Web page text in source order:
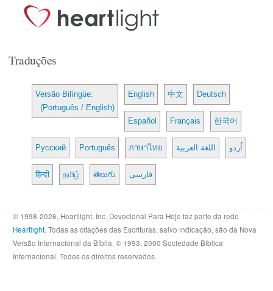
Traduções
Versão Bilíngüe:
(Português / English)
English 中文 Deutsch
Español Français 한국어
Русский Português ภาษาไทย اللغة العربية اُردو
हिन्दी தமிழ் తెలుగు فارسی
© 1998-2026, Heartlight, Inc. Devocional Para Hoje faz parte da rede
Heartlight. Todas as citações das Escrituras, salvo indicação, são da Nova
Versão Internacional da Bíblia. © 1993, 2000 Sociedade Bíblica
Internacional. Todos os direitos reservados.